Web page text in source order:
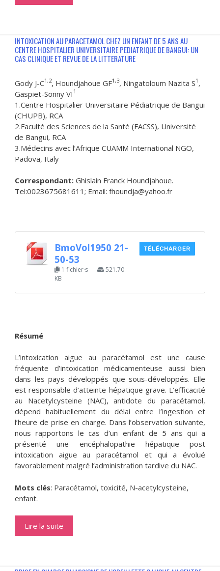
INTOXICATION AU PARACETAMOL CHEZ UN ENFANT DE 5 ANS AU
CENTRE HOSPITALIER UNIVERSITAIRE PEDIATRIQUE DE BANGUI: UN
CAS CLINIQUE ET REVUE DE LA LITTERATURE
Gody J-C1,2, Houndjahoue GF1,3, Ningatoloum Nazita S1 ,
Gaspiet-Sonny VI 1
1.Centre Hospitalier Universitaire Pédiatrique de Bangui
(CHUPB), RCA
2.Faculté des Sciences de la Santé (FACSS), Université
de Bangui, RCA
3.Médecins avec l’Afrique CUAMM International NGO,
Padova, Italy
Correspondant: Ghislain Franck Houndjahoue.
Tel:0023675681611; Email: fhoundja@yahoo.fr
BmoVol1950 21-
50-53
1 fichier·s
521.70
KB
TÉLÉCHARGER
Résumé
L’intoxication aigue au paracétamol est une cause
fréquente d’intoxication médicamenteuse aussi bien
dans les pays développés que sous-développés. Elle
est responsable d’atteinte hépatique grave. L’efficacité
au Nacetylcysteine (NAC), antidote du paracétamol,
dépend habituellement du délai entre l’ingestion et
l’heure de prise en charge. Dans l’observation suivante,
nous rapportons le cas d’un enfant de 5 ans qui a
présenté une encéphalopathie hépatique post
intoxication aigue au paracétamol et qui a évolué
favorablement malgré l’administration tardive du NAC.
Mots clés: Paracétamol, toxicité, N-acetylcysteine,
enfant.
Lire la suite